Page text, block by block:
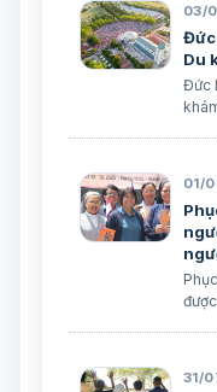
Cha
03/
Đức
Du
Đức
do
01/
31/